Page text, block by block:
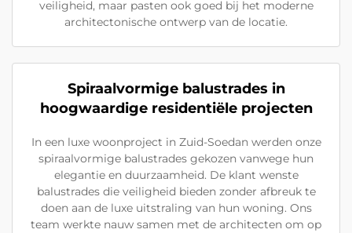
veiligheid, maar pasten ook goed bij het moderne
architectonische ontwerp van de locatie.
Spiraalvormige balustrades in
hoogwaardige residentiële projecten
In een luxe woonproject in Zuid-Soedan werden onze
spiraalvormige balustrades gekozen vanwege hun
elegantie en duurzaamheid. De klant wenste
balustrades die veiligheid bieden zonder afbreuk te
doen aan de luxe uitstraling van hun woning. Ons
team werkte nauw samen met de architecten om op